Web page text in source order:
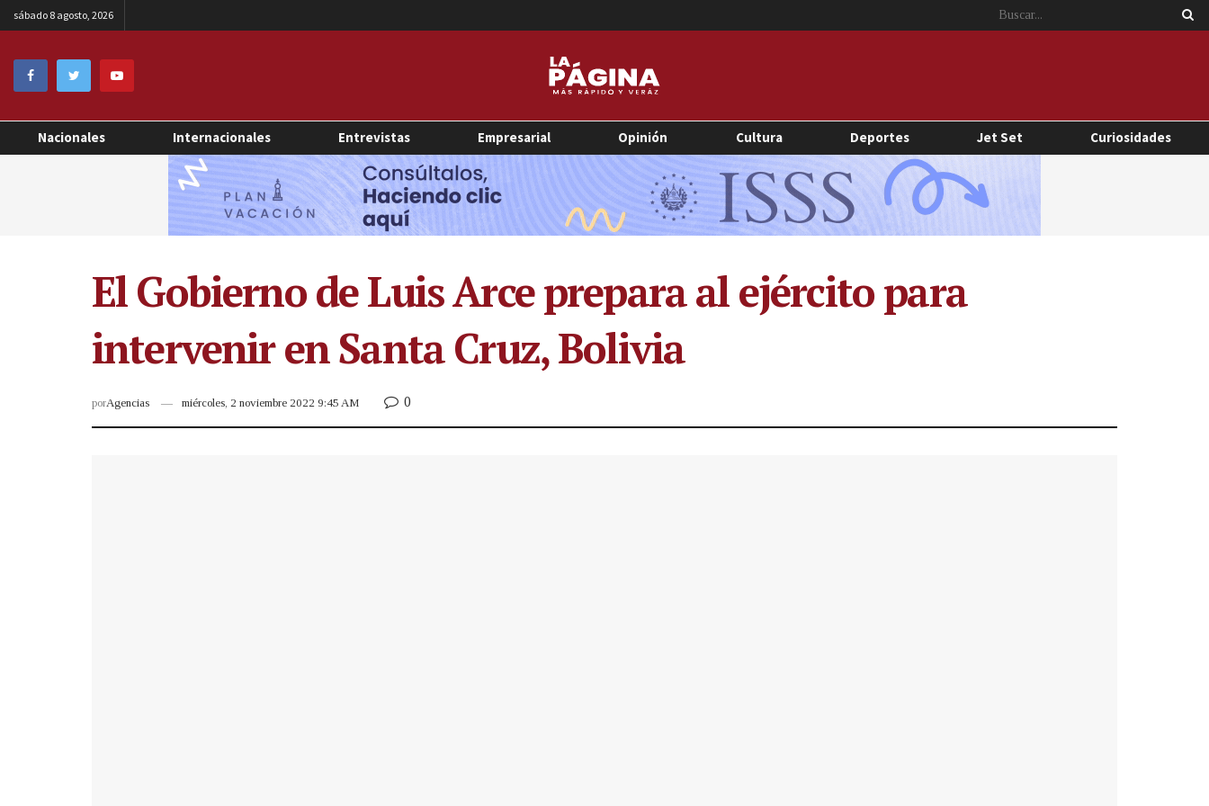
sábado 8 agosto, 2026
Nacionales Internacionales Entrevistas Empresarial Opinión Cultura Deportes Jet Set Curiosidades
El Gobierno de Luis Arce prepara al ejército para
intervenir en Santa Cruz, Bolivia
porAgencias miércoles, 2 noviembre 2022 9:45 AM 0